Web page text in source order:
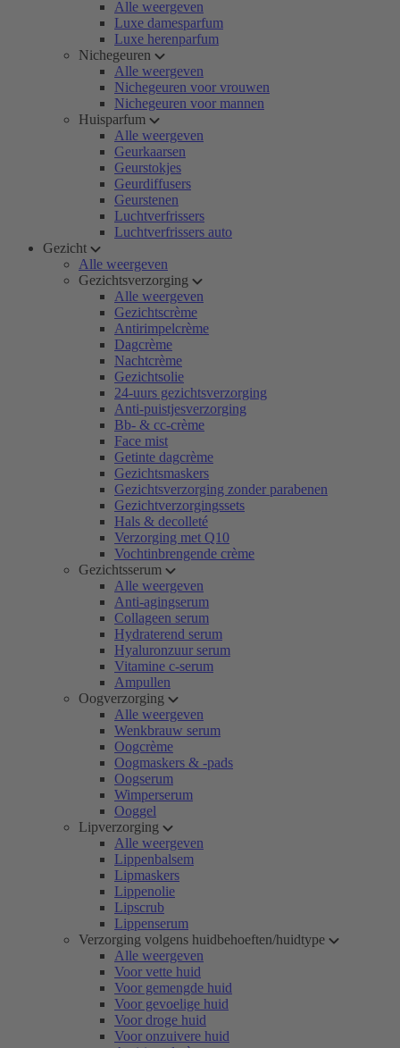
Alle weergeven
Luxe damesparfum
Luxe herenparfum
Nichegeuren
Alle weergeven
Nichegeuren voor vrouwen
Nichegeuren voor mannen
Huisparfum
Alle weergeven
Geurkaarsen
Geurstokjes
Geurdiffusers
Geurstenen
Luchtverfrissers
Luchtverfrissers auto
Gezicht
Alle weergeven
Gezichtsverzorging
Alle weergeven
Gezichtscrème
Antirimpelcrème
Dagcrème
Nachtcrème
Gezichtsolie
24-uurs gezichtsverzorging
Anti-puistjesverzorging
Bb- & cc-crème
Face mist
Getinte dagcrème
Gezichtsmaskers
Gezichtsverzorging zonder parabenen
Gezichtverzorgingssets
Hals & decolleté
Verzorging met Q10
Vochtinbrengende crème
Gezichtsserum
Alle weergeven
Anti-agingserum
Collageen serum
Hydraterend serum
Hyaluronzuur serum
Vitamine c-serum
Ampullen
Oogverzorging
Alle weergeven
Wenkbrauw serum
Oogcrème
Oogmaskers & -pads
Oogserum
Wimperserum
Ooggel
Lipverzorging
Alle weergeven
Lippenbalsem
Lipmaskers
Lippenolie
Lipscrub
Lippenserum
Verzorging volgens huidbehoeften/huidtype
Alle weergeven
Voor vette huid
Voor gemengde huid
Voor gevoelige huid
Voor droge huid
Voor onzuivere huid